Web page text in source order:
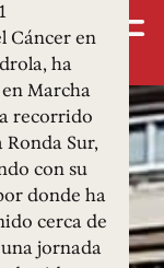
Cáncer en
ha
Marcha
recorrido
Sur,
con su
donde ha
cerca de
jornada